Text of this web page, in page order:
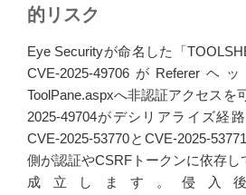
的リスク
Eye Securityが命名した「
CVE-2025-49706がReferer
ToolPane.aspxへ非認証アクセスを
2025-49704がデシリアライズ経
CVE-2025-53770とCVE-2025-
側が認証やCSRFトークンに依存
成立します。侵入後